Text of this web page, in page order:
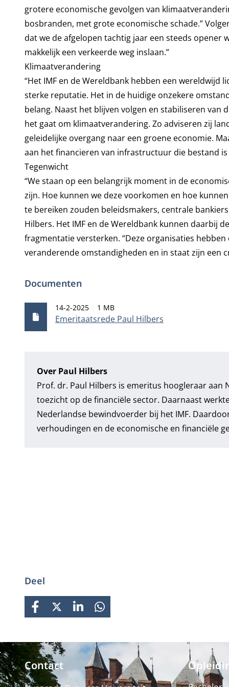
grotere economische gevolgen van
bosbranden, met grote economische schade.”
dat we de afgelopen tachtig jaar een steeds opener
makkelijk een verkeerde weg inslaan.”
Klimaatverandering
“Het IMF en de Wereldbank hebben een
sterke reputatie. Het in de huidige onzekere
belang. Naast het blijven volgen en stabiliseren
het gaat om klimaatverandering. Zo adviseren zij
geleidelijke overgang naar een groene economie.
aan het financieren van infrastructuur die bestand
Tegenwicht
“We staan op een belangrijk moment in de
zijn. Hoe kunnen we deze voorkomen en hoe
te bereiken zouden beleidsmakers, centrale
Hilbers. Het IMF en de Wereldbank kunnen daarbij
fragmentatie versterken. “Deze organisaties
veranderende omstandigheden en in staat zijn een
Documenten
Emeritaatsrede Paul Hilbers
Publicatiedatum
14-2-2025 Bestandsgrootte
1 MB
Over Paul Hilbers
Prof. dr. Paul Hilbers is emeritus hoogleraar aan
toezicht op de financiële sector. Daarnaast
Nederlandse bewindvoerder bij het IMF.
verhoudingen en de economische en financiële
Deel
FACEBOOK
X LINKEDINWHATSAPP
Contact